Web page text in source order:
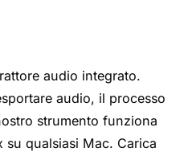
audio integrato.
audio, il processo
strumento funziona
su qualsiasi Mac. Carica